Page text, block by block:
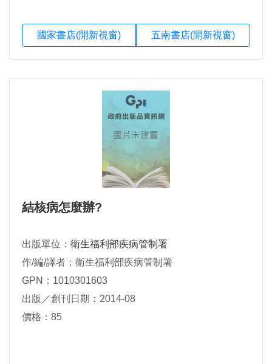
國家書店(開新視窗) 五南書店(開新視窗)
結核病怎麼辦?
出版單位： 衛生福利部疾病管制署
作/編/譯者：衛生福利部疾病管制署
GPN：1010301603
出版／創刊日期：2014-08
價格：85